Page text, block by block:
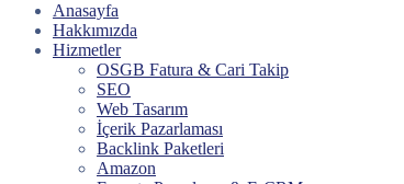
Anasayfa
Hakkımızda
Hizmetler
OSGB Fatura & Cari Takip
SEO
Web Tasarım
İçerik Pazarlaması
Backlink Paketleri
Amazon